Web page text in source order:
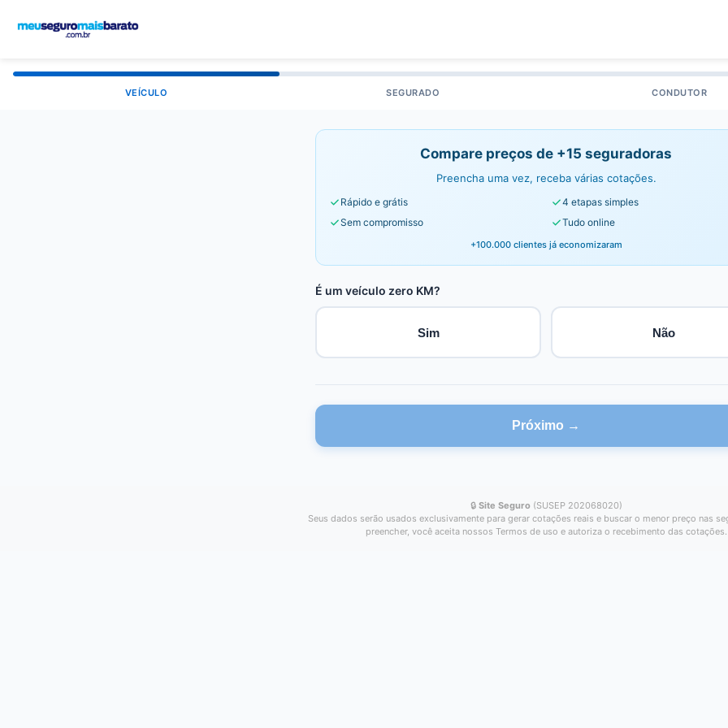
VEÍCULO SEGURADO CONDUTOR
Compare preços de +15 seguradoras
Preencha uma vez, receba várias cotações.
Rápido e grátis
4 etapas simples
Sem compromisso
Tudo online
+100.000 clientes já economizaram
É um veículo zero KM?
Sim Não
Próximo →
🔒 Site Seguro (SUSEP 202068020)
Seus dados serão usados exclusivamente para gerar cotações reais e buscar o menor preço nas
preencher, você aceita nossos Termos de uso e autoriza o recebimento das cotações.